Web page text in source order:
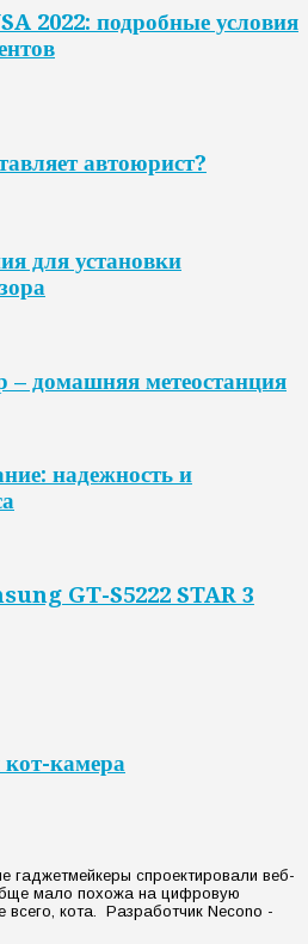
2022: подробные условия
автоюрист?
для установки
домашняя метеостанция
надежность и
GT-S5222 STAR 3
камера
гаджетмейкеры спроектировали веб-
мало похожа на цифровую
всего, кота. Разработчик Necono -